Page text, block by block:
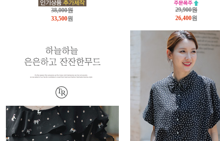
38,000원
33,500원
29,900원
26,400원